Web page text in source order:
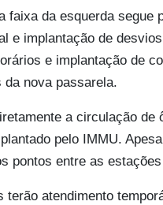
faixa da esquerda
e implantação de
e implantação de
da nova passarela.
a circulação
pelo IMMU.
pontos entre as
terão atendimento